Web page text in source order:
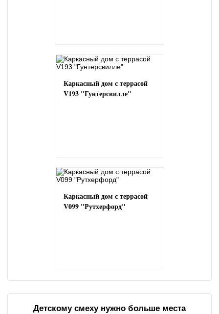
Каркасный дом с террасой
V193 "Гунтерсвилле"
Каркасный дом с террасой
V099 "Рутхерфорд"
Детскому смеху нужно больше места